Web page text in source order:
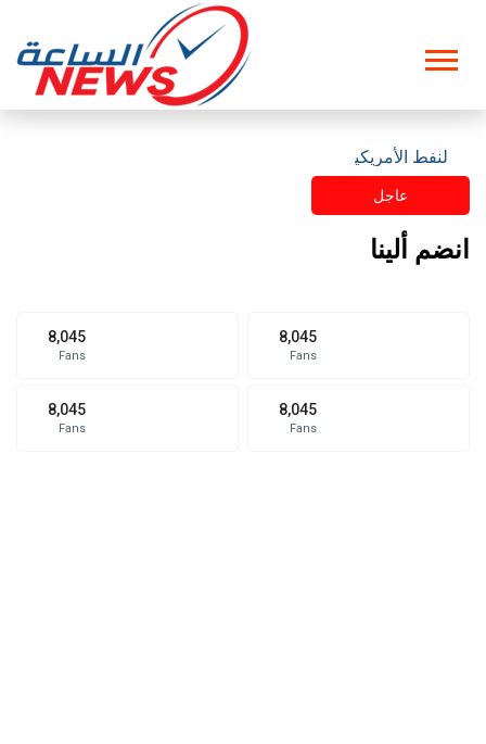
النفط الأمريكية تحذر إدارة ترامب
عاجل
انضم ألينا
8,045
Fans
8,045
Fans
8,045
Fans
8,045
Fans